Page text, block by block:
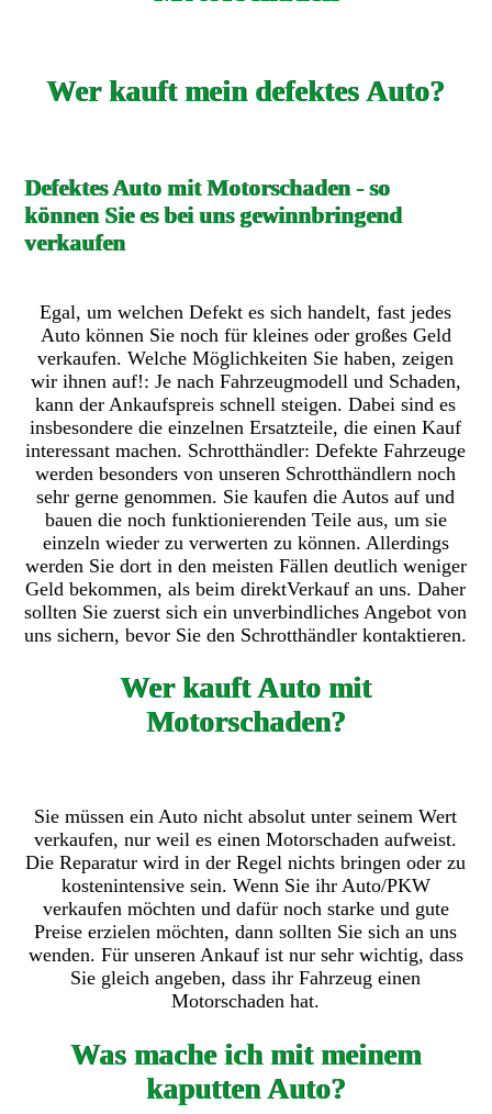
Wer kauft mein defektes Auto?
Defektes Auto mit Motorschaden - so
können Sie es bei uns gewinnbringend
verkaufen
Egal, um welchen Defekt es sich handelt, fast jedes
Auto können Sie noch für kleines oder großes Geld
verkaufen. Welche Möglichkeiten Sie haben, zeigen
wir ihnen auf!: Je nach Fahrzeugmodell und Schaden,
kann der Ankaufspreis schnell steigen. Dabei sind es
insbesondere die einzelnen Ersatzteile, die einen Kauf
interessant machen. Schrotthändler: Defekte Fahrzeuge
werden besonders von unseren Schrotthändlern noch
sehr gerne genommen. Sie kaufen die Autos auf und
bauen die noch funktionierenden Teile aus, um sie
einzeln wieder zu verwerten zu können. Allerdings
werden Sie dort in den meisten Fällen deutlich weniger
Geld bekommen, als beim direktVerkauf an uns. Daher
sollten Sie zuerst sich ein unverbindliches Angebot von
uns sichern, bevor Sie den Schrotthändler kontaktieren.
Wer kauft Auto mit
Motorschaden?
Sie müssen ein Auto nicht absolut unter seinem Wert
verkaufen, nur weil es einen Motorschaden aufweist.
Die Reparatur wird in der Regel nichts bringen oder zu
kostenintensive sein. Wenn Sie ihr Auto/PKW
verkaufen möchten und dafür noch starke und gute
Preise erzielen möchten, dann sollten Sie sich an uns
wenden. Für unseren Ankauf ist nur sehr wichtig, dass
Sie gleich angeben, dass ihr Fahrzeug einen
Motorschaden hat.
Was mache ich mit meinem
kaputten Auto?